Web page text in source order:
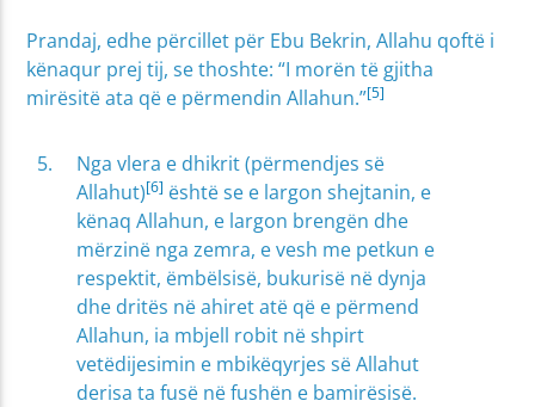
Prandaj, edhe përcillet për Ebu Bekrin, Allahu qoftë i
kënaqur prej tij, se thoshte: “I morën të gjitha
mirësitë ata që e përmendin Allahun.”[5]
Nga vlera e dhikrit (përmendjes së
Allahut)[6] është se e largon shejtanin, e
kënaq Allahun, e largon brengën dhe
mërzinë nga zemra, e vesh me petkun e
respektit, ëmbëlsisë, bukurisë në dynja
dhe dritës në ahiret atë që e përmend
Allahun, ia mbjell robit në shpirt
vetëdijesimin e mbikëqyrjes së Allahut
derisa ta fusë në fushën e bamirësisë.